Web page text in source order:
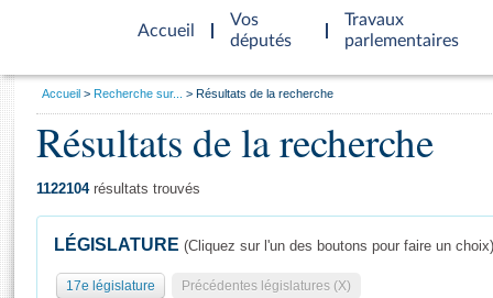
Accueil
d'accueil
Vos
députés
Travaux
parlementaires
Général
Vous
Accueil Recherche sur... Résultats de la recherche
Résultats de la recherche
1122104résultats trouvés
LÉGISLATURE (Cliquez sur l'un des boutons pour faire un choix)
17e législature Précédentes législatures (X)